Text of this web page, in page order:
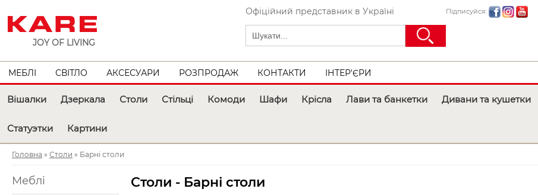
JOY OF LIVING
Підписуйся:
Офіційний представник в Україні
МЕБЛІ СВІТЛО АКСЕСУАРИ РОЗПРОДАЖ КОНТАКТИ ІНТЕР'ЄРИ
Вішалки Дзеркала Столи Стільці Комоди Шафи Крісла Лави та банкетки Дивани та кушетки
Статуэтки Картини
Головна » Столи » Барні столи
Меблі Столи - Барні столи